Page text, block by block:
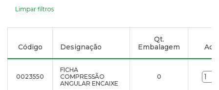
Limpar filtros
Código Designação
Qt.
Embalagem
0023550
FICHA
COMPRESSÃO
ANGULAR ENCAIXE
0